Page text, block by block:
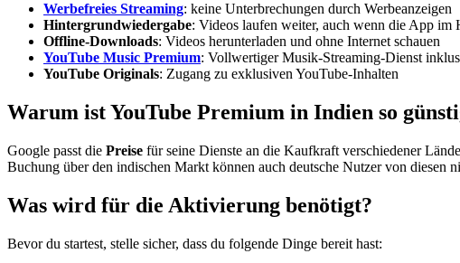
Werbefreies Streaming: keine Unterbrechungen durch Werbeanzeigen
Hintergrundwiedergabe: Videos laufen weiter, auch wenn die App im
Offline-Downloads: Videos herunterladen und ohne Internet schauen
YouTube Music Premium: Vollwertiger Musik-Streaming-Dienst
YouTube Originals: Zugang zu exklusiven YouTube-Inhalten
Warum istYouTube Premium in Indien so
Google passt die Preise für seine Dienste an die Kaufkraft verschiedener
Buchung über den indischen Markt können auch deutsche Nutzer von diesen
Was wird für die Aktivierung benötigt?
Bevor du startest, stelle sicher, dass du folgende Dinge bereit hast: